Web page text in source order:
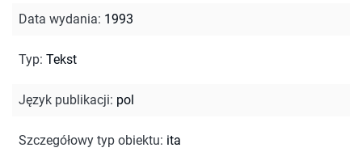
Data wydania: 1993
Typ: Tekst
Język publikacji: pol
Szczegółowy typ obiektu: ita